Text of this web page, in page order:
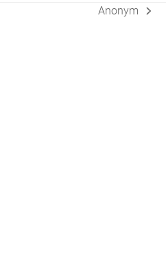
Nächster
Anonym